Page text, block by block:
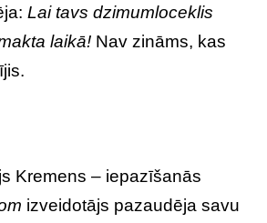
Lai tavs dzimumloceklis
laikā! Nav zināms, kas
Kremens – iepazīšanās
izveidotājs pazaudēja savu